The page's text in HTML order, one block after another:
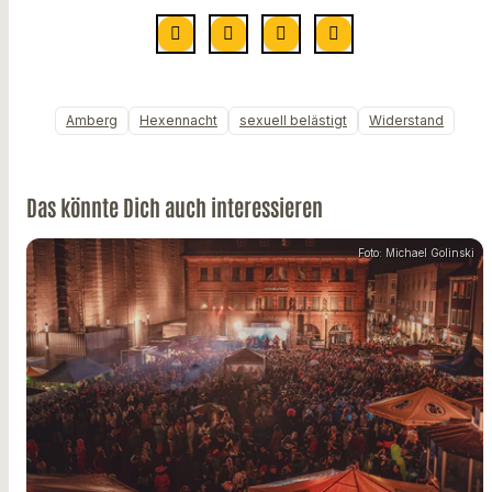
Amberg Hexennacht sexuell belästigt Widerstand
Das könnte Dich auch interessieren
Foto: Michael Golinski